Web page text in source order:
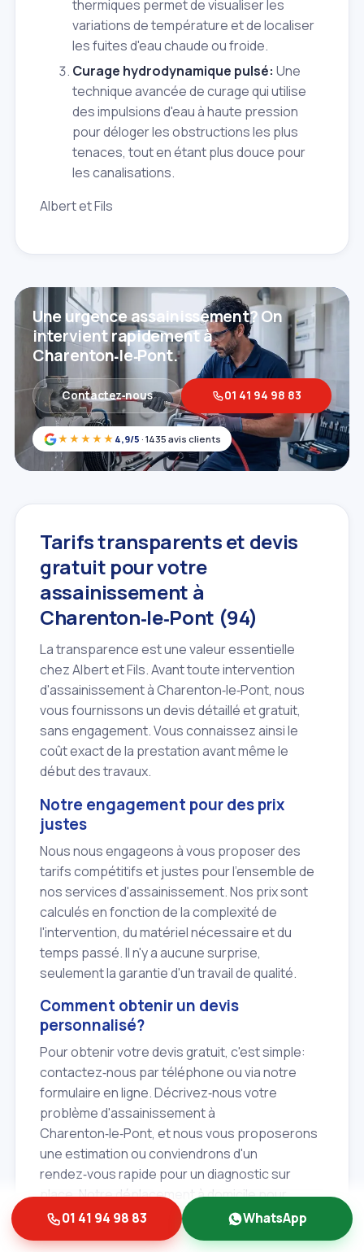
thermiques permet de visualiser les
variations de température et de localiser
les fuites d'eau chaude ou froide.
Curage hydrodynamique pulsé: Une
technique avancée de curage qui utilise
des impulsions d'eau à haute pression
pour déloger les obstructions les plus
tenaces, tout en étant plus douce pour
les canalisations.
Albert et Fils
★★★★★ 4,9/5 · 1435 avis clients
Une urgence assainissement? On
intervient rapidement à
Charenton‑le‑Pont.
Contactez‑nous 01 41 94 98 83
Tarifs transparents et devis
gratuit pour votre
assainissement à
Charenton‑le‑Pont (94)
La transparence est une valeur essentielle
chez Albert et Fils. Avant toute intervention
d'assainissement à Charenton‑le‑Pont, nous
vous fournissons un devis détaillé et gratuit,
sans engagement. Vous connaissez ainsi le
coût exact de la prestation avant même le
début des travaux.
Notre engagement pour des prix
justes
Nous nous engageons à vous proposer des
tarifs compétitifs et justes pour l'ensemble de
nos services d'assainissement. Nos prix sont
calculés en fonction de la complexité de
l'intervention, du matériel nécessaire et du
temps passé. Il n'y a aucune surprise,
seulement la garantie d'un travail de qualité.
Comment obtenir un devis
personnalisé?
Pour obtenir votre devis gratuit, c'est simple:
contactez‑nous par téléphone ou via notre
formulaire en ligne. Décrivez‑nous votre
problème d'assainissement à
Charenton‑le‑Pont, et nous vous proposerons
une estimation ou conviendrons d'un
rendez‑vous rapide pour un diagnostic sur
place. Notre déplacement à domicile pour
l'établissement du devis est également gratuit.
Voici une grille tarifaire indicative pour nos
01 41 94 98 83 WhatsApp